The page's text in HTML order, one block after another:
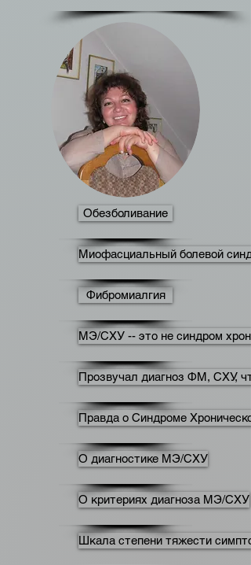
Обезболивание
Миофасциальный болевой
Фибромиалгия
МЭ/СХУ -- это не синдром
Прозвучал диагноз ФМ, СХУ,
Правда о Синдроме
О диагностике МЭ/СХУ
О критериях диагноза МЭ/СХУ
Шкала степени тяжести